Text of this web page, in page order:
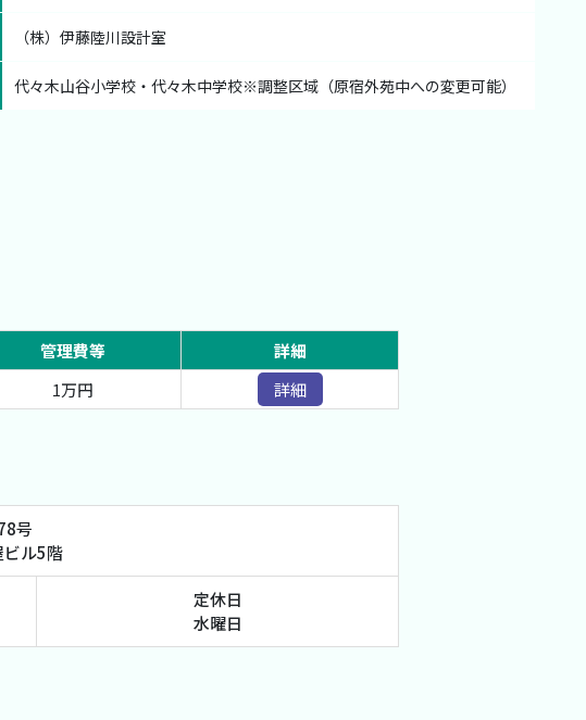
（株）伊藤陸川設計室
代々木山谷小学校・代々木中学校※調整区域（原宿外苑中への変更可能）
管理費等
詳細
1万円 詳細
号
ル5階
定休日
水曜日